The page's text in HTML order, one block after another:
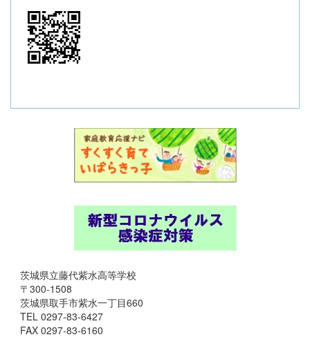
茨城県立藤代紫水高等学校
〒300-1508
茨城県取手市紫水一丁目660
TEL 0297-83-6427
FAX 0297-83-6160